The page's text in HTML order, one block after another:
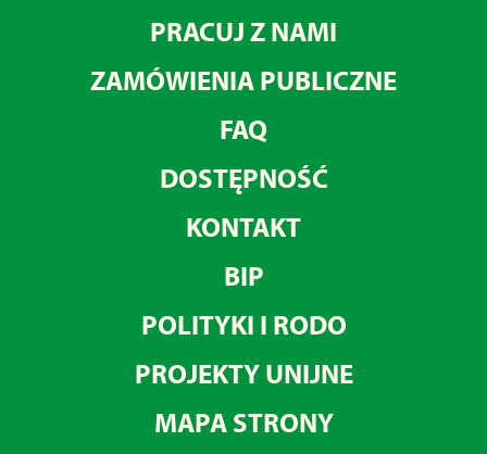
PRACUJ Z NAMI
ZAMÓWIENIA PUBLICZNE
FAQ
DOSTĘPNOŚĆ
KONTAKT
BIP
POLITYKI I RODO
PROJEKTY UNIJNE
MAPA STRONY